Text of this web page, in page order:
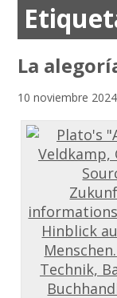
La
10 noviembre 2024